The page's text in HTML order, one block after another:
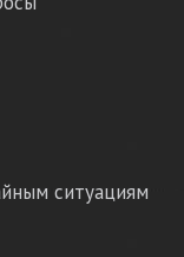
ситуациям